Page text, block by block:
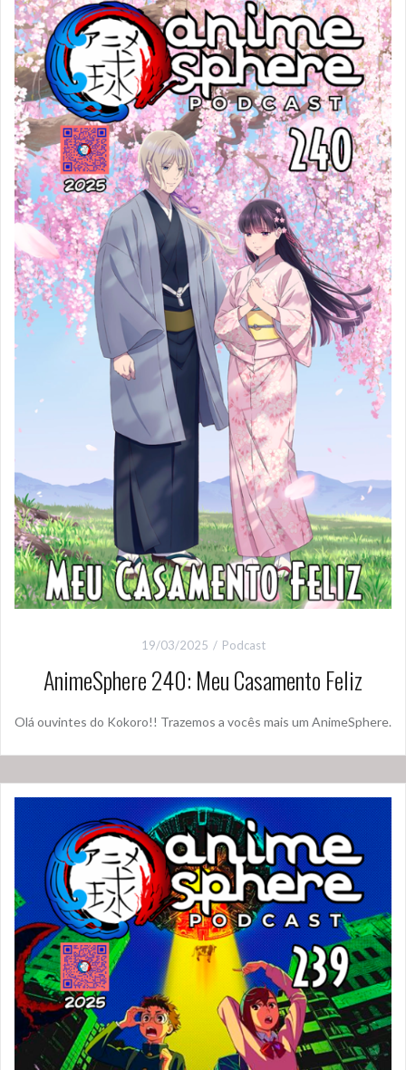
19/03/2025 Podcast
AnimeSphere 240: Meu Casamento Feliz
Olá ouvintes do Kokoro!! Trazemos a vocês mais um AnimeSphere.